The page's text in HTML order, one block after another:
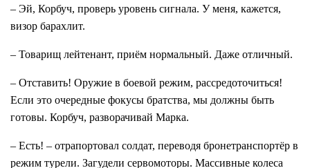
– Эй, Корбуч, проверь уровень сигнала. У меня, кажется,
визор барахлит.
– Товарищ лейтенант, приём нормальный. Даже отличный.
– Отставить! Оружие в боевой режим, рассредоточиться!
Если это очередные фокусы братства, мы должны быть
готовы. Корбуч, разворачивай Марка.
– Есть! – отрапортовал солдат, переводя бронетранспортёр в
режим турели. Загудели сервомоторы. Массивные колеса